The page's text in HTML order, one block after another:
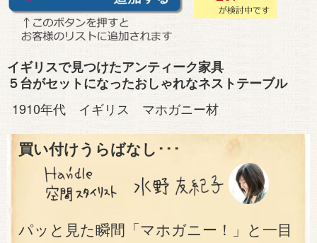
イギリスで見つけたアンティーク家具
５台がセットになったおしゃれなネストテーブル
1910年代 イギリス マホガニー材
買い付けうらばなし･･･
パッと見た瞬間「マホガニー！」と一目